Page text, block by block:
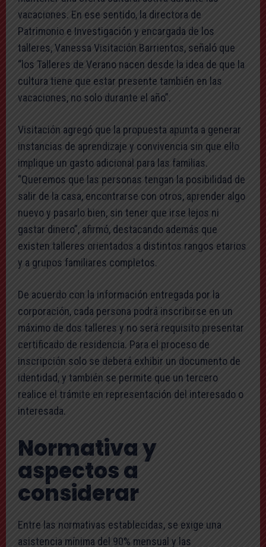
vacaciones. En ese sentido, la directora de
Patrimonio e Investigación y encargada de los
talleres, Vanessa Visitación Barrientos, señaló que
“los Talleres de Verano nacen desde la idea de que la
cultura tiene que estar presente también en las
vacaciones, no solo durante el año”.
Visitación agregó que la propuesta apunta a generar
instancias de aprendizaje y convivencia sin que ello
implique un gasto adicional para las familias.
“Queremos que las personas tengan la posibilidad de
salir de la casa, encontrarse con otros, aprender algo
nuevo y pasarlo bien, sin tener que irse lejos ni
gastar dinero”, afirmó, destacando además que
existen talleres orientados a distintos rangos etarios
y a grupos familiares completos.
De acuerdo con la información entregada por la
corporación, cada persona podrá inscribirse en un
máximo de dos talleres y no será requisito presentar
certificado de residencia. Para el proceso de
inscripción solo se deberá exhibir un documento de
identidad, y también se permite que un tercero
realice el trámite en representación del interesado o
interesada.
Normativa y
aspectos a
considerar
Entre las normativas establecidas, se exige una
asistencia mínima del 90% mensual y las